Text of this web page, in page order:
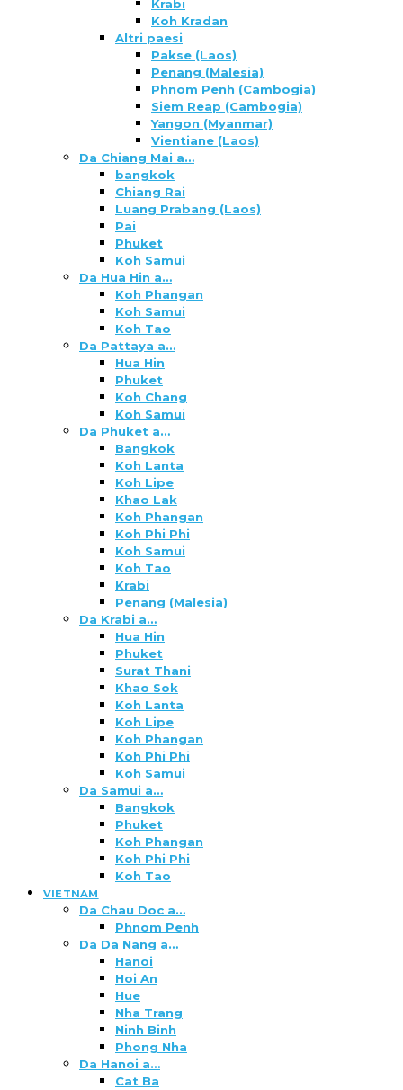
Krabi
Koh Kradan
Altri paesi
Pakse (Laos)
Penang (Malesia)
Phnom Penh (Cambogia)
Siem Reap (Cambogia)
Yangon (Myanmar)
Vientiane (Laos)
Da Chiang Mai a…
bangkok
Chiang Rai
Luang Prabang (Laos)
Pai
Phuket
Koh Samui
Da Hua Hin a…
Koh Phangan
Koh Samui
Koh Tao
Da Pattaya a…
Hua Hin
Phuket
Koh Chang
Koh Samui
Da Phuket a…
Bangkok
Koh Lanta
Koh Lipe
Khao Lak
Koh Phangan
Koh Phi Phi
Koh Samui
Koh Tao
Krabi
Penang (Malesia)
Da Krabi a…
Hua Hin
Phuket
Surat Thani
Khao Sok
Koh Lanta
Koh Lipe
Koh Phangan
Koh Phi Phi
Koh Samui
Da Samui a…
Bangkok
Phuket
Koh Phangan
Koh Phi Phi
Koh Tao
VIETNAM
Da Chau Doc a…
Phnom Penh
Da Da Nang a…
Hanoi
Hoi An
Hue
Nha Trang
Ninh Binh
Phong Nha
Da Hanoi a…
Cat Ba